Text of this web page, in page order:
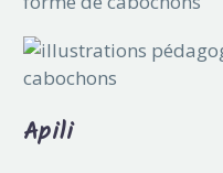
Apili